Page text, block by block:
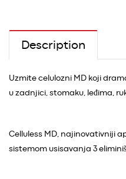
Description
Uzmite celulozni MD koji
u zadnjici, stomaku, leđima,
Celluless MD, najinovativniji
sistemom usisavanja 3